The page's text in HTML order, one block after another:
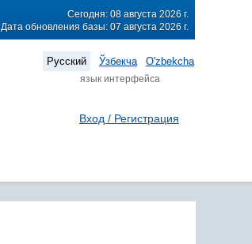
Сегодня: 08 августа 2026 г.
Дата обновления базы: 07 августа 2026 г.
Русский Ўзбекча O'zbekcha
язык интерфейса
Вход / Регистрация